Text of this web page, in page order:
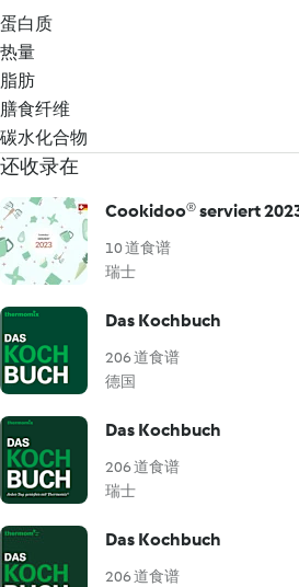
蛋白质
热量
脂肪
膳食纤维
碳水化合物
还收录在
Cookidoo® serviert
10 道食谱
瑞士
Das Kochbuch
206 道食谱
德国
Das Kochbuch
206 道食谱
瑞士
Das Kochbuch
206 道食谱